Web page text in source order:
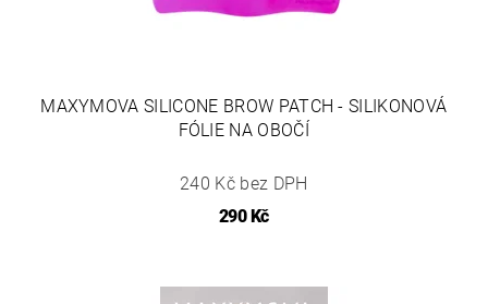
MAXYMOVA SILICONE BROW PATCH - SILIKONOVÁ
FÓLIE NA OBOČÍ
240 Kč bez DPH
290 Kč